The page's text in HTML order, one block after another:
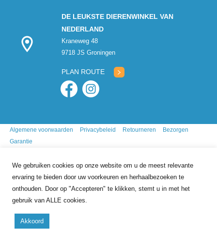
We gebruiken cookies op onze website om u de meest relevante
ervaring te bieden door uw voorkeuren en herhaalbezoeken te
onthouden. Door op "Accepteren" te klikken, stemt u in met het
gebruik van ALLE cookies.
Akkoord
DE LEUKSTE DIERENWINKEL VAN
NEDERLAND
Kraneweg 48
9718 JS Groningen
PLAN ROUTE
Algemene voorwaarden Privacybeleid Retourneren
Bezorgen
Garantie
Copyright 2026 Mr. Animal